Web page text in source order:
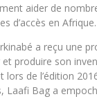
aider de
d’accès en Afrique.
a reçu une
produire son
lors de l’édition
Laafi Bag a